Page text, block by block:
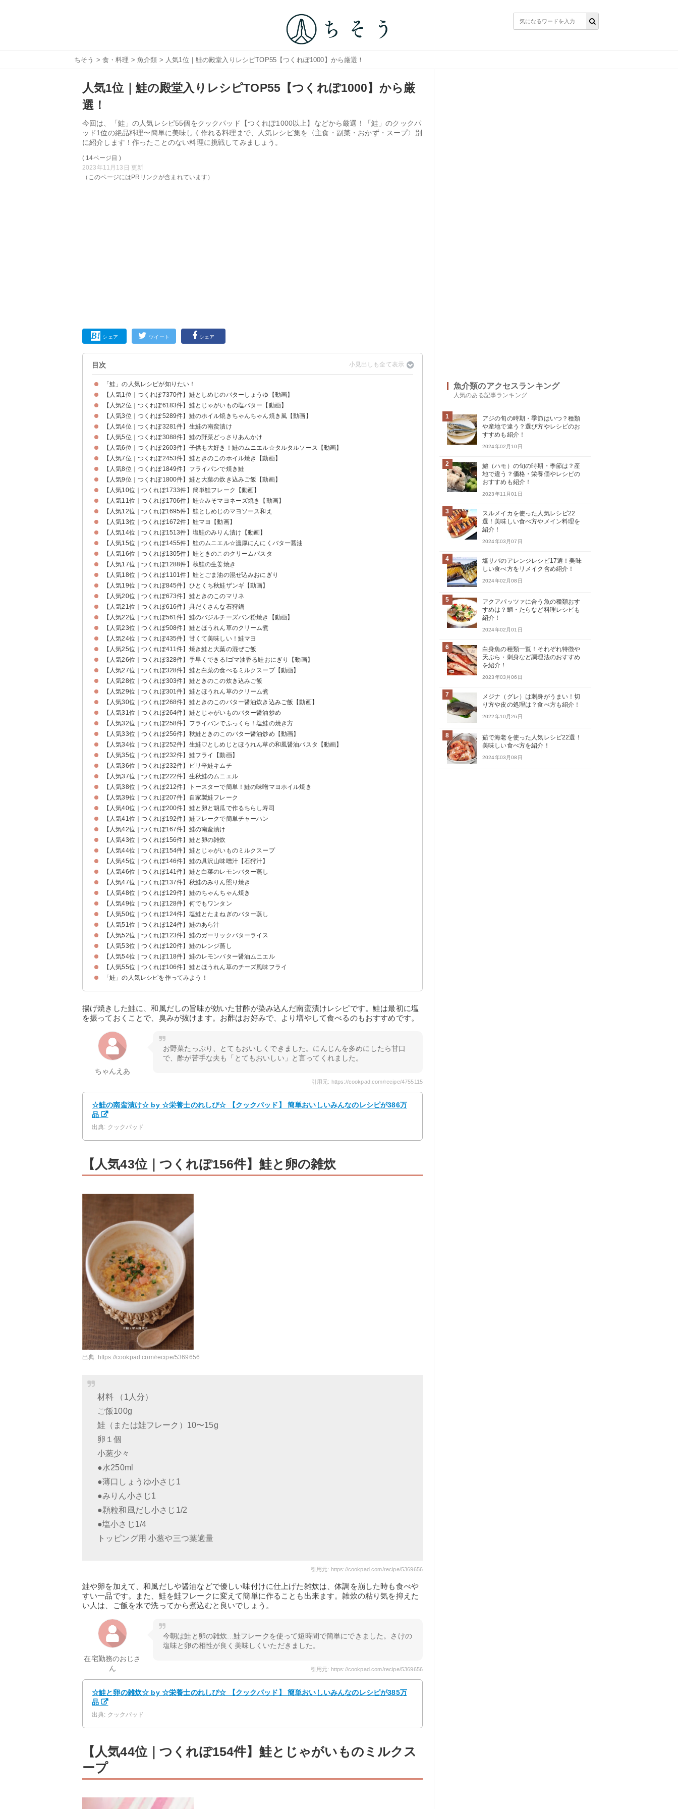
ちそう > 食・料理 >魚介類 > 人気1位｜鮭の殿堂入りレシピTOP55【つくれぽ1000】から厳選！
人気1位｜鮭の殿堂入りレシピTOP55【つくれぽ1000】から厳
選！
今回は、「鮭」の人気レシピ55個をクックパッド【つくれぽ1000以上】などから厳選！「鮭」のクックパ
ッド1位の絶品料理〜簡単に美味しく作れる料理まで、人気レシピ集を〈主食・副菜・おかず・スープ〉別
に紹介します！作ったことのない料理に挑戦してみましょう。
( 14ページ目 )
2023年11月13日 更新
（このページにはPRリンクが含まれています）
シェア ツイート シェア
目次
「鮭」の人気レシピが知りたい！
【人気1位｜つくれぽ7370件】鮭としめじのバターしょうゆ【動画】
【人気2位｜つくれぽ6183件】鮭とじゃがいもの塩バター【動画】
【人気3位｜つくれぽ5289件】鮭のホイル焼きちゃんちゃん焼き風【動画】
【人気4位｜つくれぽ3281件】生鮭の南蛮漬け
【人気5位｜つくれぽ3088件】鮭の野菜どっさりあんかけ
【人気6位｜つくれぽ2603件】子供も大好き！鮭のムニエル☆タルタルソース【動画】
【人気7位｜つくれぽ2453件】鮭ときのこのホイル焼き【動画】
【人気8位｜つくれぽ1849件】フライパンで焼き鮭
【人気9位｜つくれぽ1800件】鮭と大葉の炊き込みご飯【動画】
【人気10位｜つくれぽ1733件】簡単鮭フレーク【動画】
【人気11位｜つくれぽ1706件】鮭☆みそマヨネーズ焼き【動画】
【人気12位｜つくれぽ1695件】鮭としめじのマヨソース和え
【人気13位｜つくれぽ1672件】鮭マヨ【動画】
【人気14位｜つくれぽ1513件】塩鮭のみりん漬け【動画】
【人気15位｜つくれぽ1455件】鮭のムニエル☆濃厚にんにくバター醤油
【人気16位｜つくれぽ1305件】鮭ときのこのクリームパスタ
【人気17位｜つくれぽ1288件】秋鮭の生姜焼き
【人気18位｜つくれぽ1101件】鮭とごま油の混ぜ込みおにぎり
【人気19位｜つくれぽ845件】ひとくち秋鮭ザンギ【動画】
【人気20位｜つくれぽ673件】鮭ときのこのマリネ
【人気21位｜つくれぽ616件】具だくさんな石狩鍋
【人気22位｜つくれぽ561件】鮭のバジルチーズパン粉焼き【動画】
【人気23位｜つくれぽ508件】鮭とほうれん草のクリーム煮
【人気24位｜つくれぽ435件】甘くて美味しい！鮭マヨ
【人気25位｜つくれぽ411件】焼き鮭と大葉の混ぜご飯
【人気26位｜つくれぽ328件】手早くできる!ゴマ油香る鮭おにぎり【動画】
【人気27位｜つくれぽ328件】鮭と白菜の食べるミルクスープ【動画】
【人気28位｜つくれぽ303件】鮭ときのこの炊き込みご飯
【人気29位｜つくれぽ301件】鮭とほうれん草のクリーム煮
【人気30位｜つくれぽ268件】鮭ときのこのバター醤油炊き込みご飯【動画】
【人気31位｜つくれぽ264件】鮭とじゃがいものバター醤油炒め
【人気32位｜つくれぽ258件】フライパンでふっくら！塩鮭の焼き方
【人気33位｜つくれぽ256件】秋鮭ときのこのバター醤油炒め【動画】
【人気34位｜つくれぽ252件】生鮭♡としめじとほうれん草の和風醤油パスタ【動画】
【人気35位｜つくれぽ232件】鮭フライ【動画】
【人気36位｜つくれぽ232件】ピリ辛鮭キムチ
【人気37位｜つくれぽ222件】生秋鮭のムニエル
【人気38位｜つくれぽ212件】トースターで簡単！鮭の味噌マヨホイル焼き
【人気39位｜つくれぽ207件】自家製鮭フレーク
【人気40位｜つくれぽ200件】鮭と卵と胡瓜で作るちらし寿司
【人気41位｜つくれぽ192件】鮭フレークで簡単チャーハン
【人気42位｜つくれぽ167件】鮭の南蛮漬け
【人気43位｜つくれぽ156件】鮭と卵の雑炊
【人気44位｜つくれぽ154件】鮭とじゃがいものミルクスープ
【人気45位｜つくれぽ146件】鮭の具沢山味噌汁【石狩汁】
【人気46位｜つくれぽ141件】鮭と白菜のレモンバター蒸し
【人気47位｜つくれぽ137件】秋鮭のみりん照り焼き
【人気48位｜つくれぽ129件】鮭のちゃんちゃん焼き
【人気49位｜つくれぽ128件】何でもワンタン
【人気50位｜つくれぽ124件】塩鮭とたまねぎのバター蒸し
【人気51位｜つくれぽ124件】鮭のあら汁
【人気52位｜つくれぽ123件】鮭のガーリックバターライス
【人気53位｜つくれぽ120件】鮭のレンジ蒸し
【人気54位｜つくれぽ118件】鮭のレモンバター醤油ムニエル
【人気55位｜つくれぽ106件】鮭とほうれん草のチーズ風味フライ
「鮭」の人気レシピを作ってみよう！
揚げ焼きした鮭に、和風だしの旨味が効いた甘酢が染み込んだ南蛮漬けレシピです。鮭は最初に塩
を振っておくことで、臭みが抜けます。お酢はお好みで、より増やして食べるのもおすすめです。
ちゃんえあ
お野菜たっぷり、とてもおいしくできました。にんじんを多めにしたら甘口
で、酢が苦手な夫も「とてもおいしい」と言ってくれました。
引用元: https://cookpad.com/recipe/4755115
☆鮭の南蛮漬け☆ by ☆栄養士のれしぴ☆ 【クックパッド】 簡単おいしいみんなのレシピが386万
品
出典: クックパッド
【人気43位｜つくれぽ156件】鮭と卵の雑炊
出典: https://cookpad.com/recipe/5369656
材料 （1人分）
ご飯100g
鮭（または鮭フレーク）10〜15g
卵１個
小葱少々
●水250ml
●薄口しょうゆ小さじ1
●みりん小さじ1
●顆粒和風だし小さじ1/2
●塩小さじ1/4
トッピング用 小葱や三つ葉適量
引用元: https://cookpad.com/recipe/5369656
鮭や卵を加えて、和風だしや醤油などで優しい味付けに仕上げた雑炊は、体調を崩した時も食べや
すい一品です。また、鮭を鮭フレークに変えて簡単に作ることも出来ます。雑炊の粘り気を抑えた
い人は、ご飯を水で洗ってから煮込むと良いでしょう。
在宅勤務のおじさ
ん
今朝は鮭と卵の雑炊...鮭フレークを使って短時間で簡単にできました。さけの
塩味と卵の相性が良く美味しくいただきました。
引用元: https://cookpad.com/recipe/5369656
☆鮭と卵の雑炊☆ by ☆栄養士のれしぴ☆ 【クックパッド】 簡単おいしいみんなのレシピが385万
品
出典: クックパッド
【人気44位｜つくれぽ154件】鮭とじゃがいものミルクス
ープ
魚介類のアクセスランキング
人気のある記事ランキング
1
アジの旬の時期・季節はいつ？種類
や産地で違う？選び方やレシピのお
すすめも紹介！
2024年02月10日
2
鱧（ハモ）の旬の時期・季節は？産
地で違う？価格・栄養価やレシピの
おすすめも紹介！
2023年11月01日
3
スルメイカを使った人気レシピ22
選！美味しい食べ方やメイン料理を
紹介！
2024年03月07日
4
塩サバのアレンジレシピ17選！美味
しい食べ方をリメイク含め紹介！
2024年02月08日
5
アクアパッツァに合う魚の種類おす
すめは？鯛・たらなど料理レシピも
紹介！
2024年02月01日
6
白身魚の種類一覧！それぞれ特徴や
天ぷら・刺身など調理法のおすすめ
を紹介！
2023年03月06日
7
メジナ（グレ）は刺身がうまい！切
り方や皮の処理は？食べ方も紹介！
2022年10月26日
8
茹で海老を使った人気レシピ22選！
美味しい食べ方を紹介！
2024年03月08日